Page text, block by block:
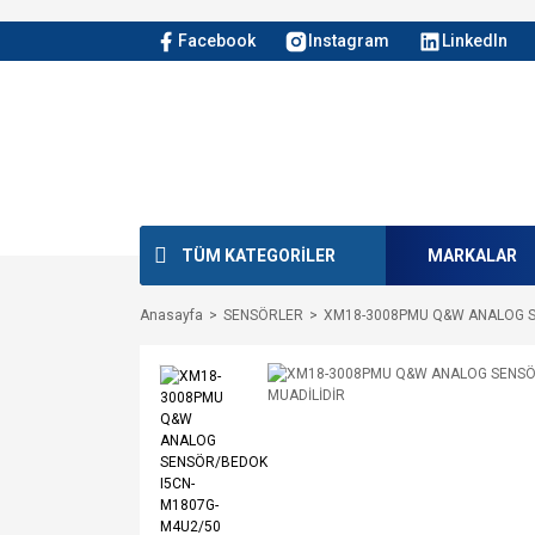
Facebook Instagram LinkedIn
TÜM KATEGORİLER MARKALAR
Anasayfa SENSÖRLER XM18-3008PMU Q&W ANALOG